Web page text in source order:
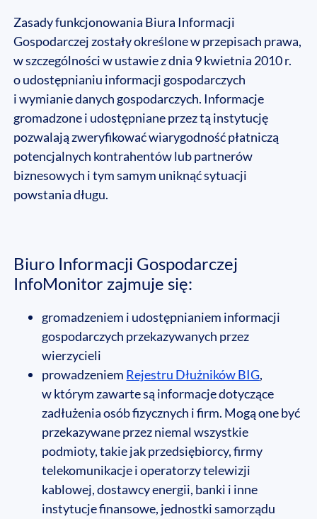
Zasady funkcjonowania Biura Informacji
Gospodarczej zostały określone w przepisach prawa,
w szczególności w ustawie z dnia 9 kwietnia 2010 r.
o udostępnianiu informacji gospodarczych
i wymianie danych gospodarczych. Informacje
gromadzone i udostępniane przez tą instytucję
pozwalają zweryfikować wiarygodność płatniczą
potencjalnych kontrahentów lub partnerów
biznesowych i tym samym uniknąć sytuacji
powstania długu.
Biuro Informacji Gospodarczej
InfoMonitor zajmuje się:
gromadzeniem i udostępnianiem informacji
gospodarczych przekazywanych przez
wierzycieli
prowadzeniem Rejestru Dłużników BIG,
w którym zawarte są informacje dotyczące
zadłużenia osób fizycznych i firm. Mogą one być
przekazywane przez niemal wszystkie
podmioty, takie jak przedsiębiorcy, firmy
telekomunikacje i operatorzy telewizji
kablowej, dostawcy energii, banki i inne
instytucje finansowe, jednostki samorządu